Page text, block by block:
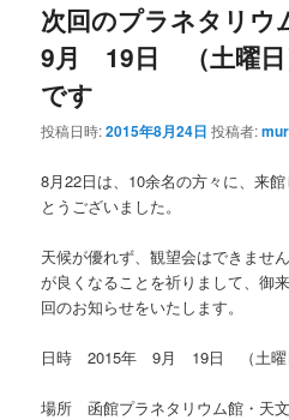
ン
ツ
へ
移
ツ
へ
移
動
次回のプラネタリウ
9月 19日 （土曜日
です
投稿日時:2015年8月24日 投稿者:
8月22日は、10余名の方々に、来
とうございました。
天候が優れず、観望会はできませ
が良くなることを祈りまして、御
回のお知らせをいたします。
日時 2015年 9月 19日 （土曜
場所 函館プラネタリウム館・天文